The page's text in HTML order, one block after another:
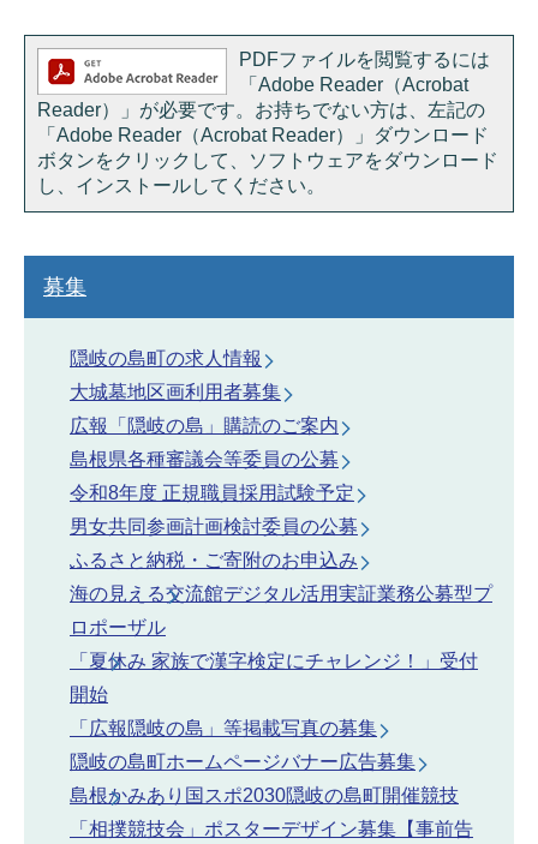
PDFファイルを閲覧するには
「Adobe Reader（Acrobat
Reader）」が必要です。お持ちでない方は、左記の
「Adobe Reader（Acrobat Reader）」ダウンロード
ボタンをクリックして、ソフトウェアをダウンロード
し、インストールしてください。
募集
隠岐の島町の求人情報
大城墓地区画利用者募集
広報「隠岐の島」購読のご案内
島根県各種審議会等委員の公募
令和8年度 正規職員採用試験予定
男女共同参画計画検討委員の公募
ふるさと納税・ご寄附のお申込み
海の見える交流館デジタル活用実証業務公募型プ
ロポーザル
「夏休み 家族で漢字検定にチャレンジ！」受付
開始
「広報隠岐の島」等掲載写真の募集
隠岐の島町ホームページバナー広告募集
島根かみあり国スポ2030隠岐の島町開催競技
「相撲競技会」ポスターデザイン募集【事前告